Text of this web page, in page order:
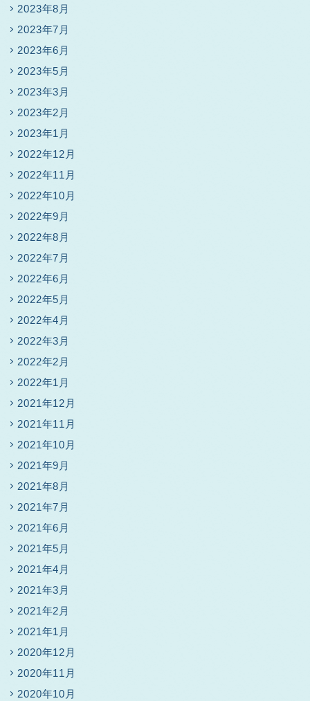
2023年8月
2023年7月
2023年6月
2023年5月
2023年3月
2023年2月
2023年1月
2022年12月
2022年11月
2022年10月
2022年9月
2022年8月
2022年7月
2022年6月
2022年5月
2022年4月
2022年3月
2022年2月
2022年1月
2021年12月
2021年11月
2021年10月
2021年9月
2021年8月
2021年7月
2021年6月
2021年5月
2021年4月
2021年3月
2021年2月
2021年1月
2020年12月
2020年11月
2020年10月